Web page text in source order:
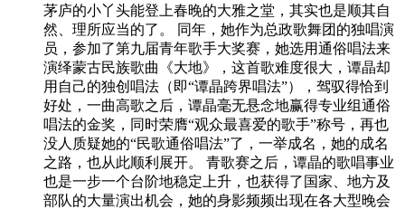
茅庐的小丫头能登上春晚的大雅之堂，其实也是顺其自
然、理所应当的了。 同年，她作为总政歌舞团的独唱演
员，参加了第九届青年歌手大奖赛，她选用通俗唱法来
演绎蒙古民族歌曲《大地》，这首歌难度很大，谭晶却
用自己的独创唱法（即“谭晶跨界唱法”），驾驭得恰到
好处，一曲高歌之后，谭晶毫无悬念地赢得专业组通俗
唱法的金奖，同时荣膺“观众最喜爱的歌手”称号，再也
没人质疑她的“民歌通俗唱法”了，一举成名，她的成名
之路，也从此顺利展开。 青歌赛之后，谭晶的歌唱事业
也是一步一个台阶地稳定上升，也获得了国家、地方及
部队的大量演出机会，她的身影频频出现在各大型晚会